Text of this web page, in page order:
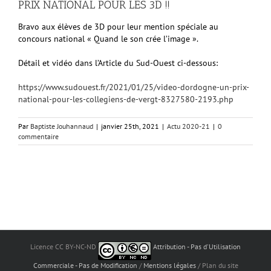
PRIX NATIONAL POUR LES 3D !!
Bravo aux élèves de 3D pour leur mention spéciale au
concours national « Quand le son crée l’image ».
Détail et vidéo dans l’Article du Sud-Ouest ci-dessous:
https://www.sudouest.fr/2021/01/25/video-dordogne-un-prix-
national-pour-les-collegiens-de-vergt-8327580-2193.php
Par Baptiste Jouhannaud | janvier 25th, 2021 | Actu 2020-21 | 0
commentaire
Licence CC BY-NC-ND Attribution - Pas d'Utilisation
Commerciale - Pas de Modification / Mentions légales/ Plan du site